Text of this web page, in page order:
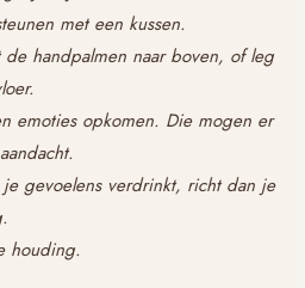
met een kussen.
handpalmen naar boven, of leg
emoties opkomen. Die mogen er
gevoelens verdrinkt, richt dan je
houding.